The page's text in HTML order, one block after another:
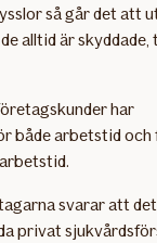
så går det att
alltid är
har
både arbetstid och
svarar att
privat